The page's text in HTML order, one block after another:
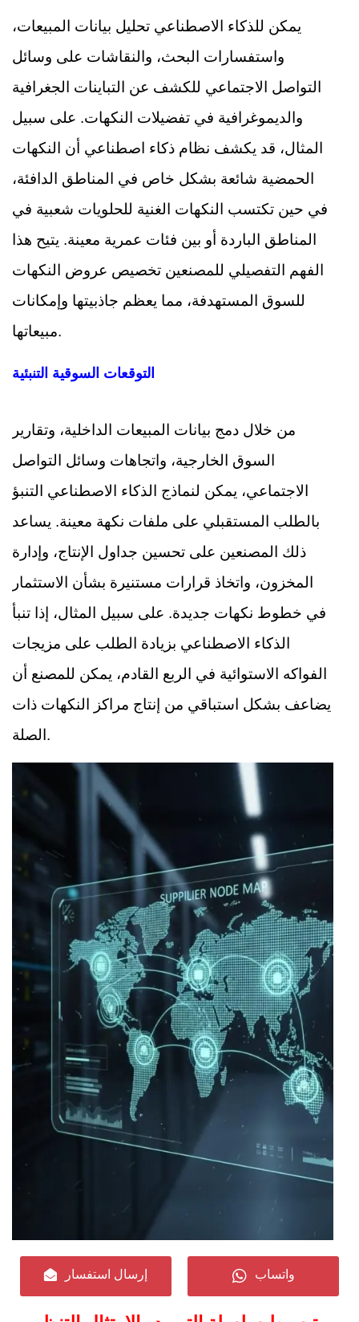
يمكن للذكاء الاصطناعي تحليل بيانات المبيعات،
واستفسارات البحث، والنقاشات على وسائل
التواصل الاجتماعي للكشف عن التباينات الجغرافية
والديموغرافية في تفضيلات النكهات. على سبيل
المثال، قد يكشف نظام ذكاء اصطناعي أن النكهات
الحمضية شائعة بشكل خاص في المناطق الدافئة،
في حين تكتسب النكهات الغنية للحلويات شعبية في
المناطق الباردة أو بين فئات عمرية معينة. يتيح هذا
الفهم التفصيلي للمصنعين تخصيص عروض النكهات
للسوق المستهدفة، مما يعظم جاذبيتها وإمكانات
مبيعاتها.
التوقعات السوقية التنبئية
من خلال دمج بيانات المبيعات الداخلية، وتقارير
السوق الخارجية، واتجاهات وسائل التواصل
الاجتماعي، يمكن لنماذج الذكاء الاصطناعي التنبؤ
بالطلب المستقبلي على ملفات نكهة معينة. يساعد
ذلك المصنعين على تحسين جداول الإنتاج، وإدارة
المخزون، واتخاذ قرارات مستنيرة بشأن الاستثمار
في خطوط نكهات جديدة. على سبيل المثال، إذا تنبأ
الذكاء الاصطناعي بزيادة الطلب على مزيجات
الفواكه الاستوائية في الربع القادم، يمكن للمصنع أن
يضاعف بشكل استباقي من إنتاج مراكز النكهات ذات
الصلة.
الامتثال لسلسلة التوريد باستخدام الذكاء الاصطناعي
إرسال استفسار واتساب